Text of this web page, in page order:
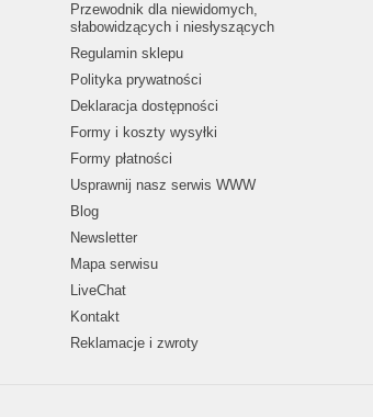
Przewodnik dla niewidomych,
słabowidzących i niesłyszących
Regulamin sklepu
Polityka prywatności
Deklaracja dostępności
Formy i koszty wysyłki
Formy płatności
Usprawnij nasz serwis WWW
Blog
Newsletter
Mapa serwisu
LiveChat
Kontakt
Reklamacje i zwroty